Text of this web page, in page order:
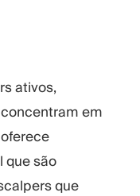
ativos,
em
que são
que